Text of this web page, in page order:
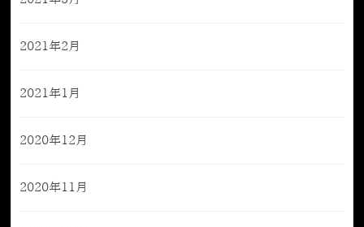
2021年2月
2021年1月
2020年12月
2020年11月